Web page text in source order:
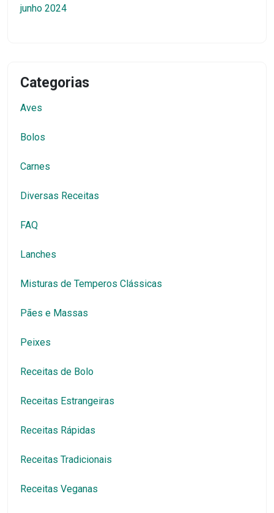
junho 2024
Categorias
Aves
Bolos
Carnes
Diversas Receitas
FAQ
Lanches
Misturas de Temperos Clássicas
Pães e Massas
Peixes
Receitas de Bolo
Receitas Estrangeiras
Receitas Rápidas
Receitas Tradicionais
Receitas Veganas